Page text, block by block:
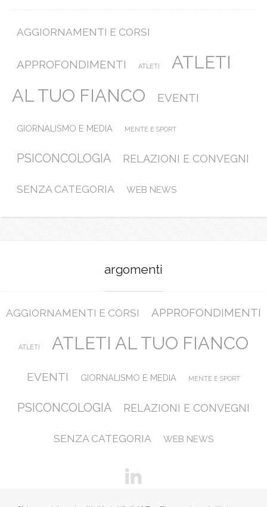
AGGIORNAMENTI E CORSI
APPROFONDIMENTI ATLETI
ATLETI
AL TUO FIANCO
EVENTI
GIORNALISMO E MEDIA MENTE E SPORT
PSICONCOLOGIA RELAZIONI E CONVEGNI
SENZA CATEGORIA WEB NEWS
argomenti
AGGIORNAMENTI E CORSI APPROFONDIMENTI
ATLETI ATLETI AL TUO FIANCO
EVENTI GIORNALISMO E MEDIA MENTE E SPORT
PSICONCOLOGIA RELAZIONI E CONVEGNI
SENZA CATEGORIA WEB NEWS